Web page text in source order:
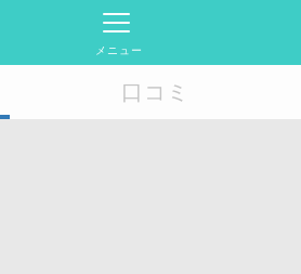
メニュー
口コミ